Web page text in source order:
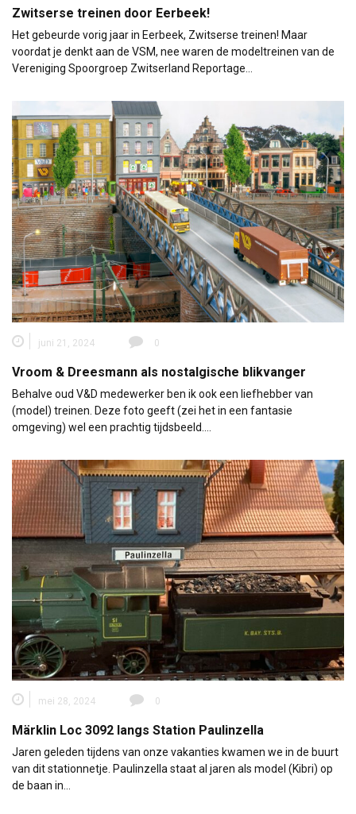
Zwitserse treinen door Eerbeek!
Het gebeurde vorig jaar in Eerbeek, Zwitserse treinen! Maar
voordat je denkt aan de VSM, nee waren de modeltreinen van de
Vereniging Spoorgroep Zwitserland Reportage…
juni 21, 2024 0
Vroom & Dreesmann als nostalgische blikvanger
Behalve oud V&D medewerker ben ik ook een liefhebber van
(model) treinen. Deze foto geeft (zei het in een fantasie
omgeving) wel een prachtig tijdsbeeld.…
mei 28, 2024 0
Märklin Loc 3092 langs Station Paulinzella
Jaren geleden tijdens van onze vakanties kwamen we in de buurt
van dit stationnetje. Paulinzella staat al jaren als model (Kibri) op
de baan in…